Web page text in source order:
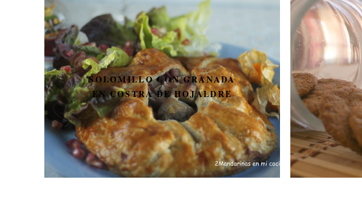
SOLOMILLO CON GRANADA
EN COSTRA DE HOJALDRE